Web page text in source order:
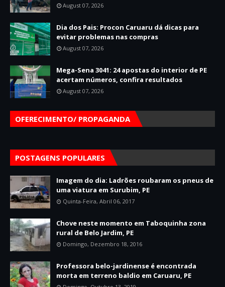
August 07, 2026
Dia dos Pais: Procon Caruaru dá dicas para
evitar problemas nas compras
August 07, 2026
Mega-Sena 3041: 24 apostas do interior de PE
acertam números, confira resultados
August 07, 2026
OFERECIMENTO/ PROPAGANDA
POSTAGENS POPULARES
Imagem do dia: Ladrões roubaram os pneus de
uma viatura em Surubim, PE
Quinta-Feira, Abril 06, 2017
Chove neste momento em Taboquinha zona
rural de Belo Jardim, PE
Domingo, Dezembro 18, 2016
Professora belo-jardinense é encontrada
morta em terreno baldio em Caruaru, PE